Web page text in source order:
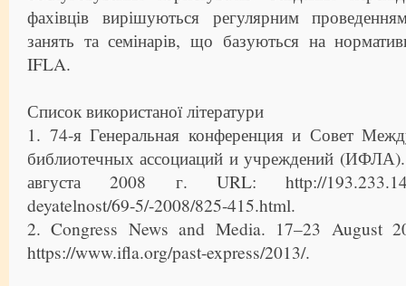
фахівців вирішуються регулярним
занять та семінарів, що базуються на
IFLA.
Список використаної літератури
1. 74-я Генеральная конференция и Совет
библиотечных ассоциаций и учреждений
августа 2008 г. URL: http://
deyatelnost/69-5/-2008/825-415.html.
2. Congress News and Media. 17–23 August
https://www.ifla.org/past-express/2013/.